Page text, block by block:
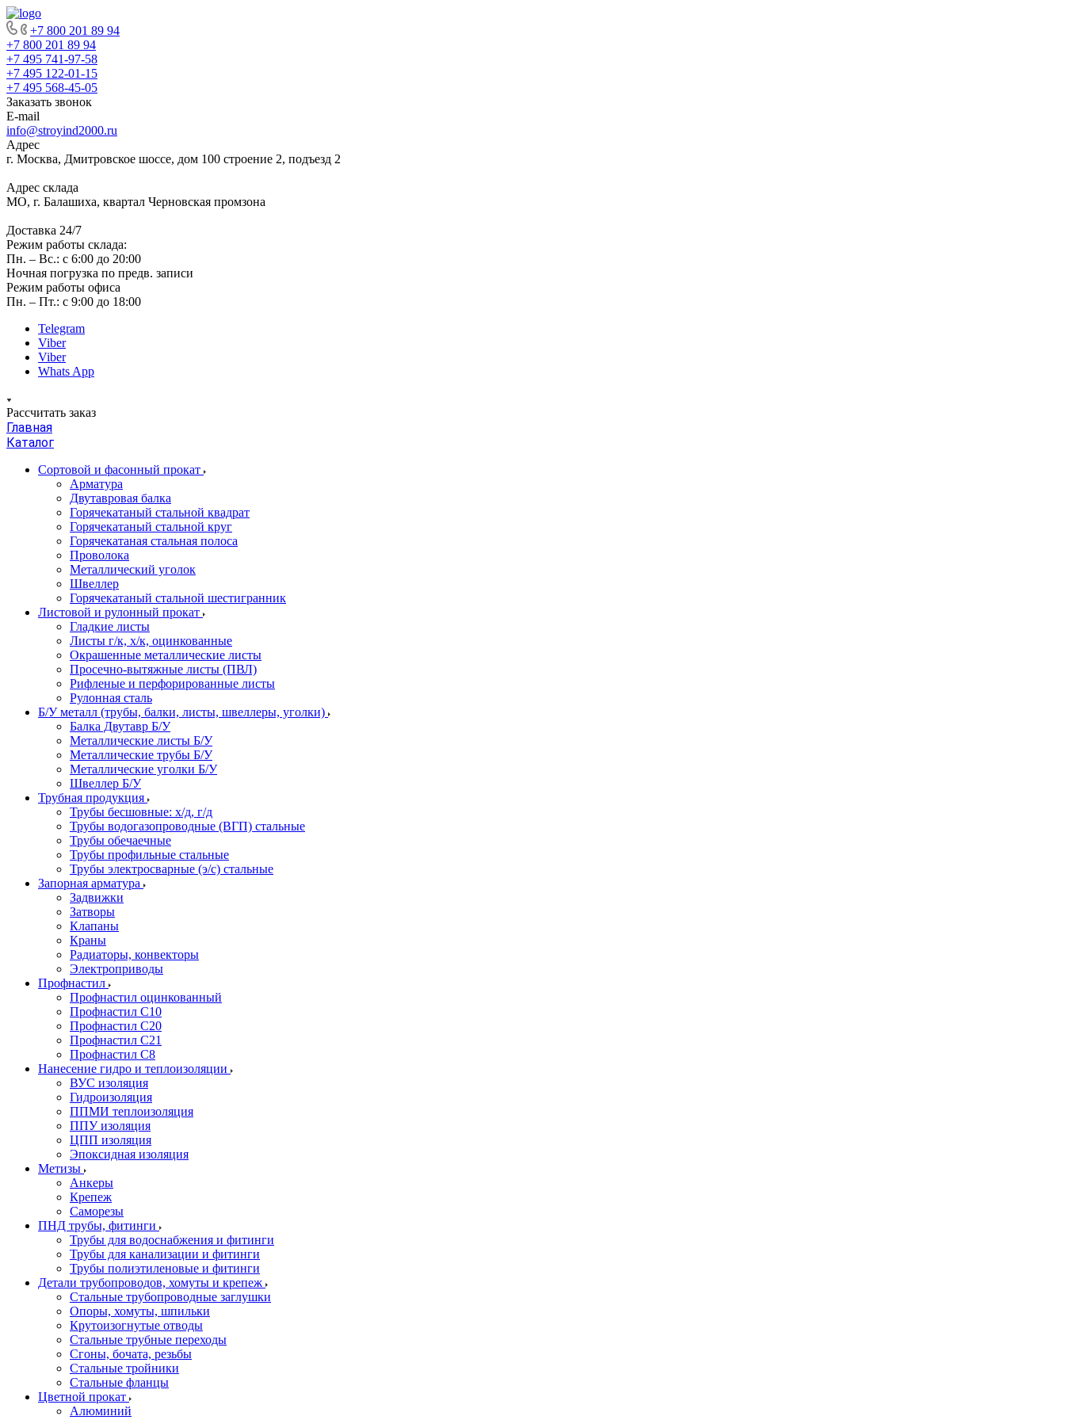
+7 800 201 89 94
+7 800 201 89 94
+7 495 741-97-58
+7 495 122-01-15
+7 495 568-45-05
Заказать звонок
E-mail
info@stroyind2000.ru
Адрес
г. Москва, Дмитровское шоссе, дом 100 строение 2, подъезд 2
Адрес склада
МО, г. Балашиха, квартал Черновская промзона
Доставка 24/7
Режим работы склада:
Пн. – Вс.: с 6:00 до 20:00
Ночная погрузка по предв. записи
Режим работы офиса
Пн. – Пт.: с 9:00 до 18:00
Telegram
Viber
Viber
Whats App
Рассчитать заказ
Главная
Каталог
Сортовой и фасонный прокат
Арматура
Двутавровая балка
Горячекатаный стальной квадрат
Горячекатаный стальной круг
Горячекатаная стальная полоса
Проволока
Металлический уголок
Швеллер
Горячекатаный стальной шестигранник
Листовой и рулонный прокат
Гладкие листы
Листы г/к, х/к, оцинкованные
Окрашенные металлические листы
Просечно-вытяжные листы (ПВЛ)
Рифленые и перфорированные листы
Рулонная сталь
Б/У металл (трубы, балки, листы, швеллеры, уголки)
Балка Двутавр Б/У
Металлические листы Б/У
Металлические трубы Б/У
Металлические уголки Б/У
Швеллер Б/У
Трубная продукция
Трубы бесшовные: х/д, г/д
Трубы водогазопроводные (ВГП) стальные
Трубы обечаечные
Трубы профильные стальные
Трубы электросварные (э/с) стальные
Запорная арматура
Задвижки
Затворы
Клапаны
Краны
Радиаторы, конвекторы
Электроприводы
Профнастил
Профнастил оцинкованный
Профнастил С10
Профнастил С20
Профнастил С21
Профнастил С8
Нанесение гидро и теплоизоляции
ВУС изоляция
Гидроизоляция
ППМИ теплоизоляция
ППУ изоляция
ЦПП изоляция
Эпоксидная изоляция
Метизы
Анкеры
Крепеж
Саморезы
ПНД трубы, фитинги
Трубы для водоснабжения и фитинги
Трубы для канализации и фитинги
Трубы полиэтиленовые и фитинги
Детали трубопроводов, хомуты и крепеж
Стальные трубопроводные заглушки
Опоры, хомуты, шпильки
Крутоизогнутые отводы
Стальные трубные переходы
Сгоны, бочата, резьбы
Стальные тройники
Стальные фланцы
Цветной прокат
Алюминий